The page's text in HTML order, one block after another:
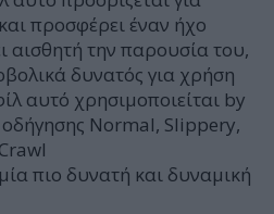
προσφέρει έναν ήχο
αισθητή την παρουσία του,
δυνατός για χρήση
αυτό χρησιμοποιείται by
Normal, Slippery,
πιο δυνατή και δυναμική